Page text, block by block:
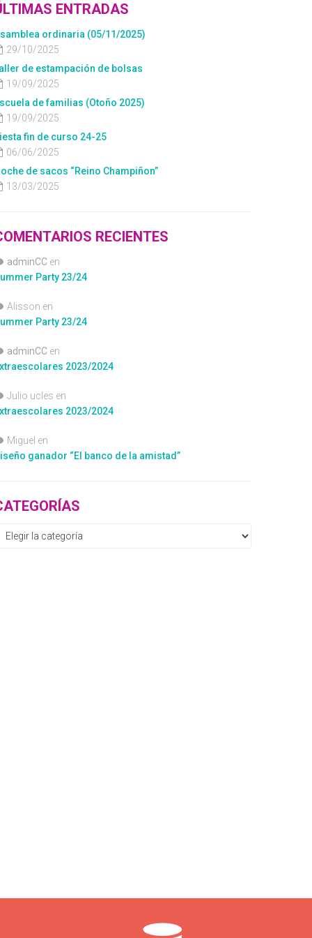
ENTRADAS
ordinaria (05/11/2025)
29/10/2025
de estampación de bolsas
19/09/2025
de familias (Otoño 2025)
19/09/2025
fin de curso 24-25
06/06/2025
de sacos “Reino Champiñon”
13/03/2025
RECIENTES
adminCC en
Party 23/24
Alisson en
Party 23/24
adminCC en
2023/2024
Julio ucles en
2023/2024
Miguel en
ganador “El banco de la amistad”